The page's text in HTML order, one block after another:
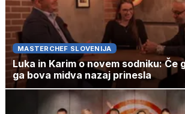
MASTERCHEF SLOVENIJA
Luka in Karim o novem sodniku: Če
ga bova midva nazaj prinesla